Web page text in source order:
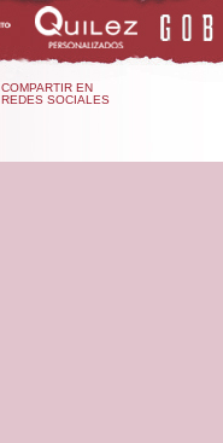
COMPARTIR EN
REDES SOCIALES